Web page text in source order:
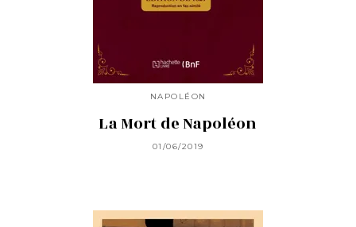
NAPOLÉON
La Mort de Napoléon
01/06/2019